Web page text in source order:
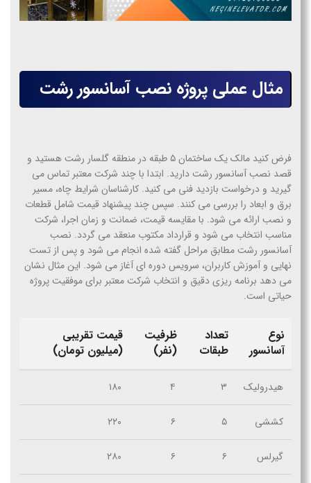
مثال عملی پروژه نصب آسانسور رشت
فرض کنید مالک یک ساختمان ۵ طبقه در منطقه گلسار رشت هستید و
قصد نصب آسانسور رشتدارید. ابتدا با چند شرکت معتبر تماس می
گیرید و درخواست بازدید فنی می کنید. کارشناسان شرایط چاه، مسیر
برق و ابعاد را بررسی می کنند. سپس چند پیشنهاد قیمت شامل قطعات
و نصب ارائه می شود. با مقایسه قیمت، ضمانت و زمان اجرا، شرکت
مناسب انتخاب می شود و قرارداد مکتوب منعقد می گردد. نصب
آسانسور رشتمطابق مراحل گفته شده انجام می شود و پس از تست
نهایی و آموزش کاربران، سرویس دوره ای آغاز می شود. این مثال نشان
می دهد برنامه ریزی دقیق و انتخاب شرکت معتبر برای موفقیت پروژه
حیاتی است.
نوع
آسانسور
تعداد
طبقات
ظرفیت
(نفر)
قیمت تقریبی
(میلیون تومان)
هیدرولیک ۳ ۴ ۱۸۰
کششی ۵ ۶ ۲۲۰
گیرلس ۶ ۶ ۲۸۰